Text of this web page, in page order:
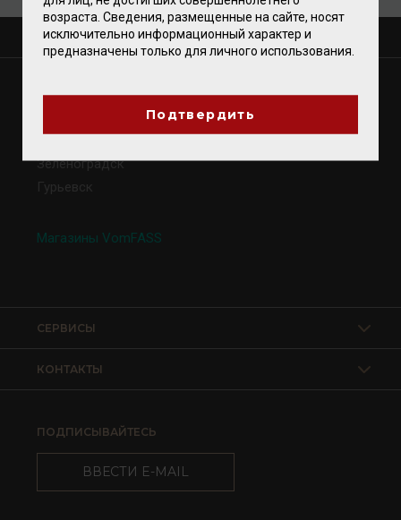
О КОМПАНИИ
Зеленоградск
Гурьевск
Магазины VomFASS
КОНТАКТЫ
СЕРВИСЫ
ПОДПИСЫВАЙТЕСЬ
ВВЕСТИ E-MAIL
возраста. Сведения, размещенные на сайте, носят
исключительно информационный характер и
предназначены только для личного использования.
Подтвердить